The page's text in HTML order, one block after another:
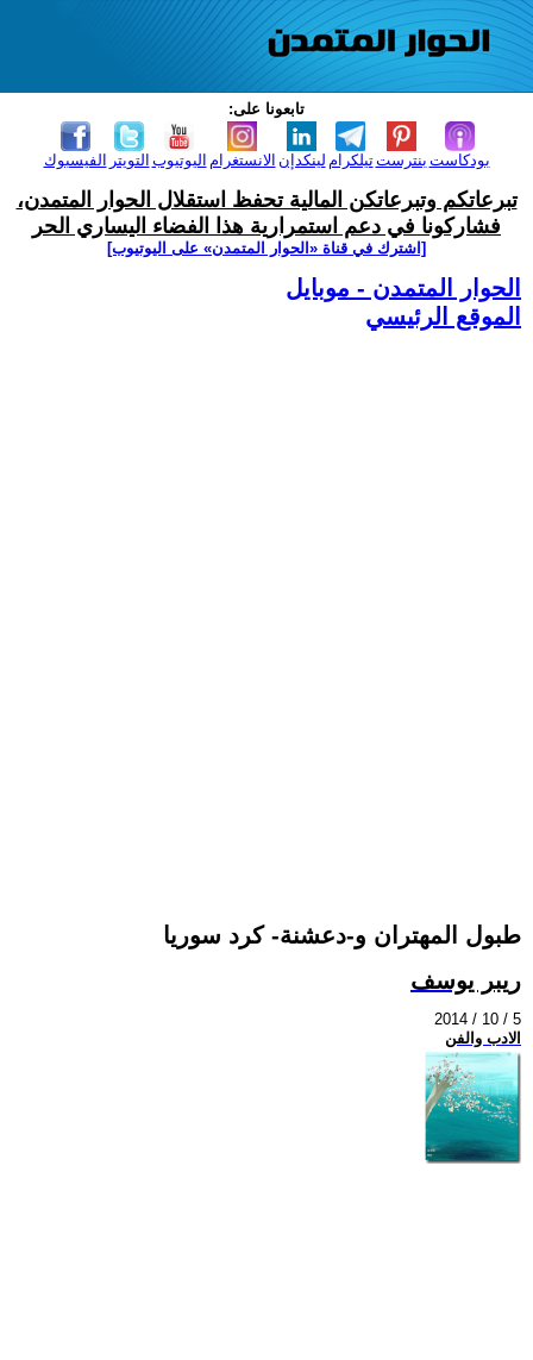
تابعونا على:
الفيسبوك التويتر اليوتيوب الانستغرام لينكدإن تيلكرامبنترست بودكاست
تبرعاتكم وتبرعاتكن المالية تحفظ استقلال الحوار المتمدن،
فشاركونا في دعم استمرارية هذا الفضاء اليساري الحر
[اشترك في قناة ‫«الحوار المتمدن» على اليوتيوب]
الحوار المتمدن - موبايل
الموقع الرئيسي
طبول المهتران و-دعشنة- كرد سوريا
ريبر يوسف
2014 / 10 / 5
الادب والفن